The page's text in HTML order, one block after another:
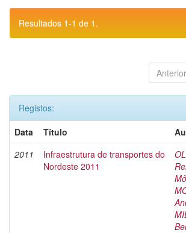
Resultados 1-1 de 1.
Anterior
Registos:
Data
Título
2011
Infraestrutura de transportes do
Nordeste 2011